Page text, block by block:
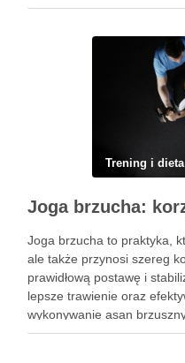
Ochraniacze na rower dla
Trening i dieta
Joga brzucha to praktyka,
ale także przynosi szereg
prawidłową postawę i
lepsze trawienie oraz
wykonywanie asan
elastyczności i równowagi,